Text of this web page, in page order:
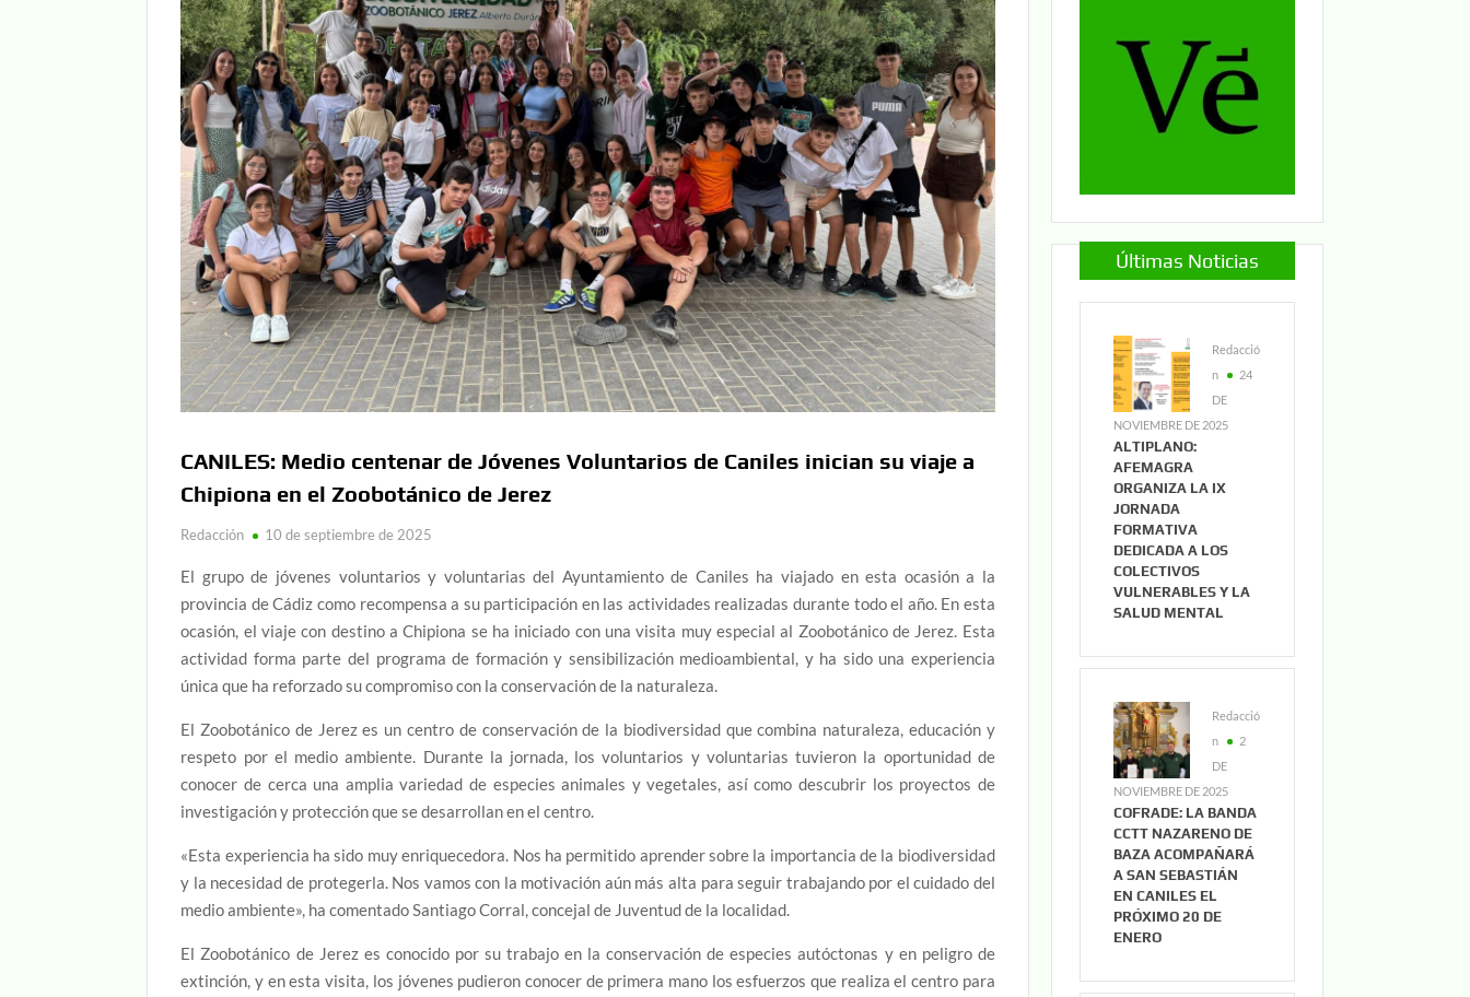
CANILES: Medio centenar de Jóvenes Voluntarios de Caniles inician su viaje a
Chipiona en el Zoobotánico de Jerez
Redacción 10 de septiembre de 2025
El grupo de jóvenes voluntarios y voluntarias del Ayuntamiento de Caniles ha viajado en esta ocasión a la
provincia de Cádiz como recompensa a su participación en las actividades realizadas durante todo el año. En esta
ocasión, el viaje con destino a Chipiona se ha iniciado con una visita muy especial al Zoobotánico de Jerez. Esta
actividad forma parte del programa de formación y sensibilización medioambiental, y ha sido una experiencia
única que ha reforzado su compromiso con la conservación de la naturaleza.
El Zoobotánico de Jerez es un centro de conservación de la biodiversidad que combina naturaleza, educación y
respeto por el medio ambiente. Durante la jornada, los voluntarios y voluntarias tuvieron la oportunidad de
conocer de cerca una amplia variedad de especies animales y vegetales, así como descubrir los proyectos de
investigación y protección que se desarrollan en el centro.
«Esta experiencia ha sido muy enriquecedora. Nos ha permitido aprender sobre la importancia de la biodiversidad
y la necesidad de protegerla. Nos vamos con la motivación aún más alta para seguir trabajando por el cuidado del
medio ambiente», ha comentado Santiago Corral, concejal de Juventud de la localidad.
El Zoobotánico de Jerez es conocido por su trabajo en la conservación de especies autóctonas y en peligro de
extinción, y en esta visita, los jóvenes pudieron conocer de primera mano los esfuerzos que realiza el centro para
Últimas Noticias
Redacció
n
24
DE
NOVIEMBRE DE 2025
ALTIPLANO:
AFEMAGRA
ORGANIZA LA IX
JORNADA
FORMATIVA
DEDICADA A LOS
COLECTIVOS
VULNERABLES Y LA
SALUD MENTAL
Redacció
n
2
DE
NOVIEMBRE DE 2025
COFRADE: LA BANDA
CCTT NAZARENO DE
BAZA ACOMPAÑARÁ
A SAN SEBASTIÁN
EN CANILES EL
PRÓXIMO 20 DE
ENERO